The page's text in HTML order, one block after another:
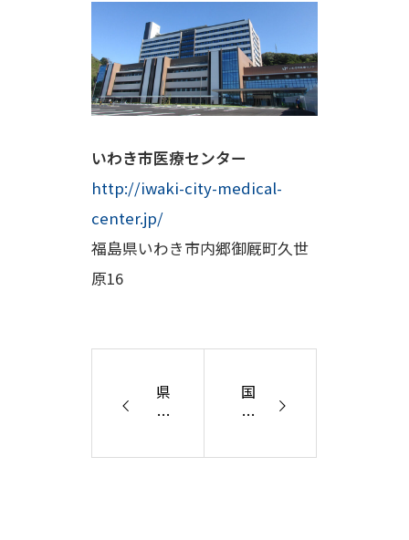
いわき市医療センター
http://iwaki-city-medical-
center.jp/
福島県いわき市内郷御厩町久世
原16
県
立
島
国
立
ん